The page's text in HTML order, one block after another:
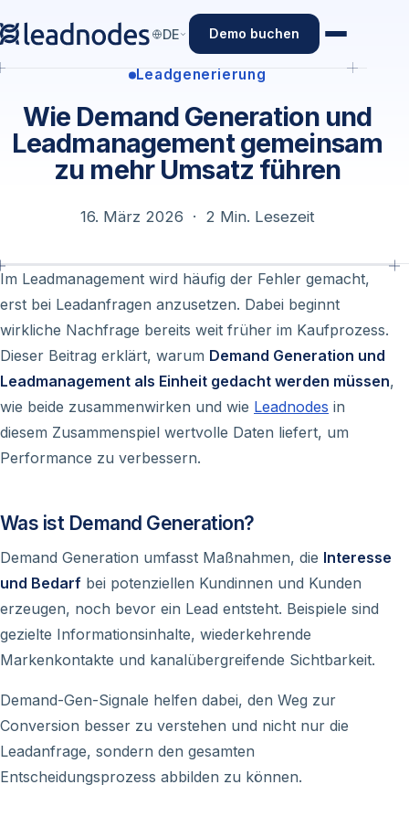
DE Demo buchen
Leadgenerierung
Wie Demand Generation und
Leadmanagement gemeinsam
zu mehr Umsatz führen
16. März 2026 · 2 Min. Lesezeit
Im Leadmanagement wird häufig der Fehler gemacht,
erst bei Leadanfragen anzusetzen. Dabei beginnt
wirkliche Nachfrage bereits weit früher im Kaufprozess.
Dieser Beitrag erklärt, warum Demand Generation und
Leadmanagement als Einheit gedacht werden müssen,
wie beide zusammenwirken und wie Leadnodes in
diesem Zusammenspiel wertvolle Daten liefert, um
Performance zu verbessern.
Was ist Demand Generation?
Demand Generation umfasst Maßnahmen, die Interesse
und Bedarf bei potenziellen Kundinnen und Kunden
erzeugen, noch bevor ein Lead entsteht. Beispiele sind
gezielte Informationsinhalte, wiederkehrende
Markenkontakte und kanalübergreifende Sichtbarkeit.
Demand-Gen-Signale helfen dabei, den Weg zur
Conversion besser zu verstehen und nicht nur die
Leadanfrage, sondern den gesamten
Entscheidungsprozess abbilden zu können.